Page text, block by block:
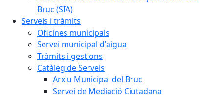
Bruc (SIA)
Serveis i tràmits
Oficines municipals
Servei municipal d'aigua
Tràmits i gestions
Catàleg de Serveis
Arxiu Municipal del Bruc
Servei de Mediació Ciutadana